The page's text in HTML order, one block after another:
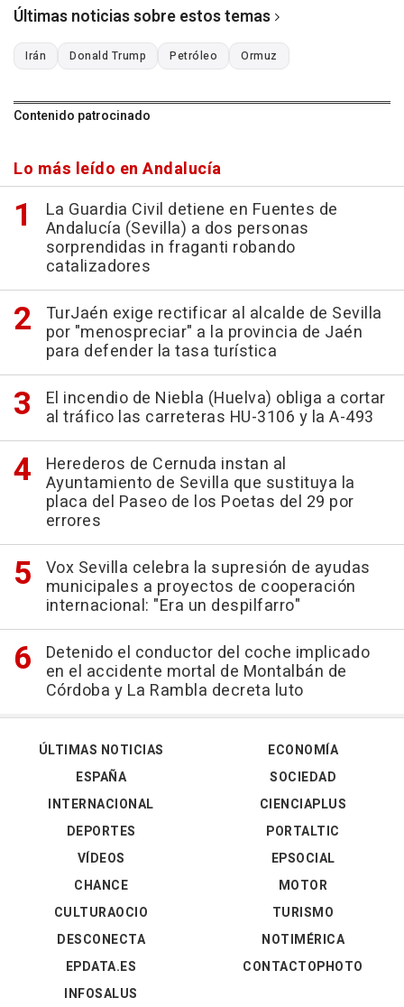
Últimas noticias sobre estos temas
Irán Donald Trump Petróleo Ormuz
Contenido patrocinado
Lo más leído en Andalucía
La Guardia Civil detiene en Fuentes de
Andalucía (Sevilla) a dos personas
sorprendidas in fraganti robando
catalizadores
TurJaén exige rectificar al alcalde de Sevilla
por "menospreciar" a la provincia de Jaén
para defender la tasa turística
El incendio de Niebla (Huelva) obliga a cortar
al tráfico las carreteras HU-3106 y la A-493
Herederos de Cernuda instan al
Ayuntamiento de Sevilla que sustituya la
placa del Paseo de los Poetas del 29 por
errores
Vox Sevilla celebra la supresión de ayudas
municipales a proyectos de cooperación
internacional: "Era un despilfarro"
Detenido el conductor del coche implicado
en el accidente mortal de Montalbán de
Córdoba y La Rambla decreta luto
ÚLTIMAS NOTICIAS
ESPAÑA
INTERNACIONAL
DEPORTES
VÍDEOS
ECONOMÍA
SOCIEDAD
CIENCIAPLUS
PORTALTIC
EPSOCIAL
CHANCE
CULTURAOCIO
DESCONECTA
EPDATA.ES
INFOSALUS
MOTOR
TURISMO
NOTIMÉRICA
CONTACTOPHOTO